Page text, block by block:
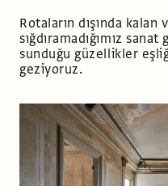
Rotaların dışında
sığdıramadığımız
sunduğu güzellikler
geziyoruz.